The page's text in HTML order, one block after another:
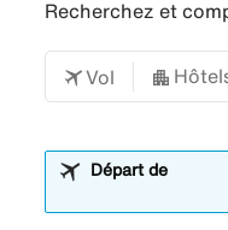
Recherchez et
Vol
Départ de